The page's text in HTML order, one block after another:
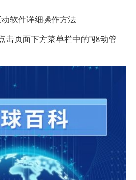
软件详细操作方法
击页面下方菜单栏中的"驱动管